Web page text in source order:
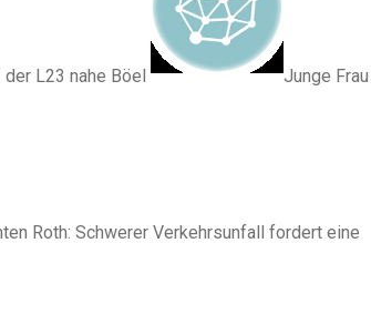
L23 nahe Böel Junge Frau
Roth: Schwerer Verkehrsunfall fordert eine